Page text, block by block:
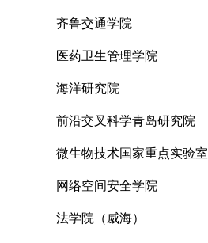
齐鲁交通学院
医药卫生管理学院
海洋研究院
前沿交叉科学青岛研究院
微生物技术国家重点实验室
网络空间安全学院
法学院（威海）